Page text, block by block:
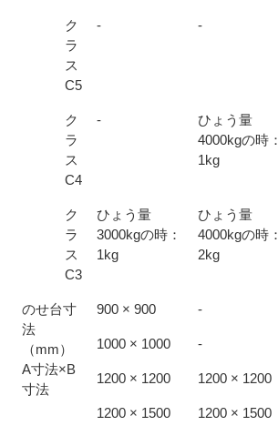
ク
ラ
ス
C5
- -
ク
ラ
ス
C4
-
ひょう量
4000kgの時：
1kg
ク
ラ
ス
C3
ひょう量
3000kgの時：
1kg
ひょう量
4000kgの時：
2kg
のせ台寸
法
（mm）
A寸法×B
寸法
900 × 900 -
1000 × 1000 -
1200 × 1200 1200 × 1200
1200 × 1500 1200 × 1500